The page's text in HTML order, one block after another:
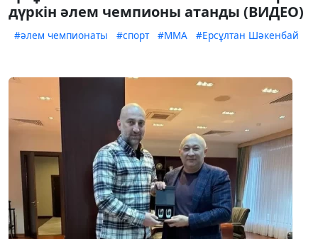
дүркін әлем чемпионы атанды (ВИДЕО)
#әлем чемпионаты #спорт #ММА #Ерсұлтан Шәкенбай